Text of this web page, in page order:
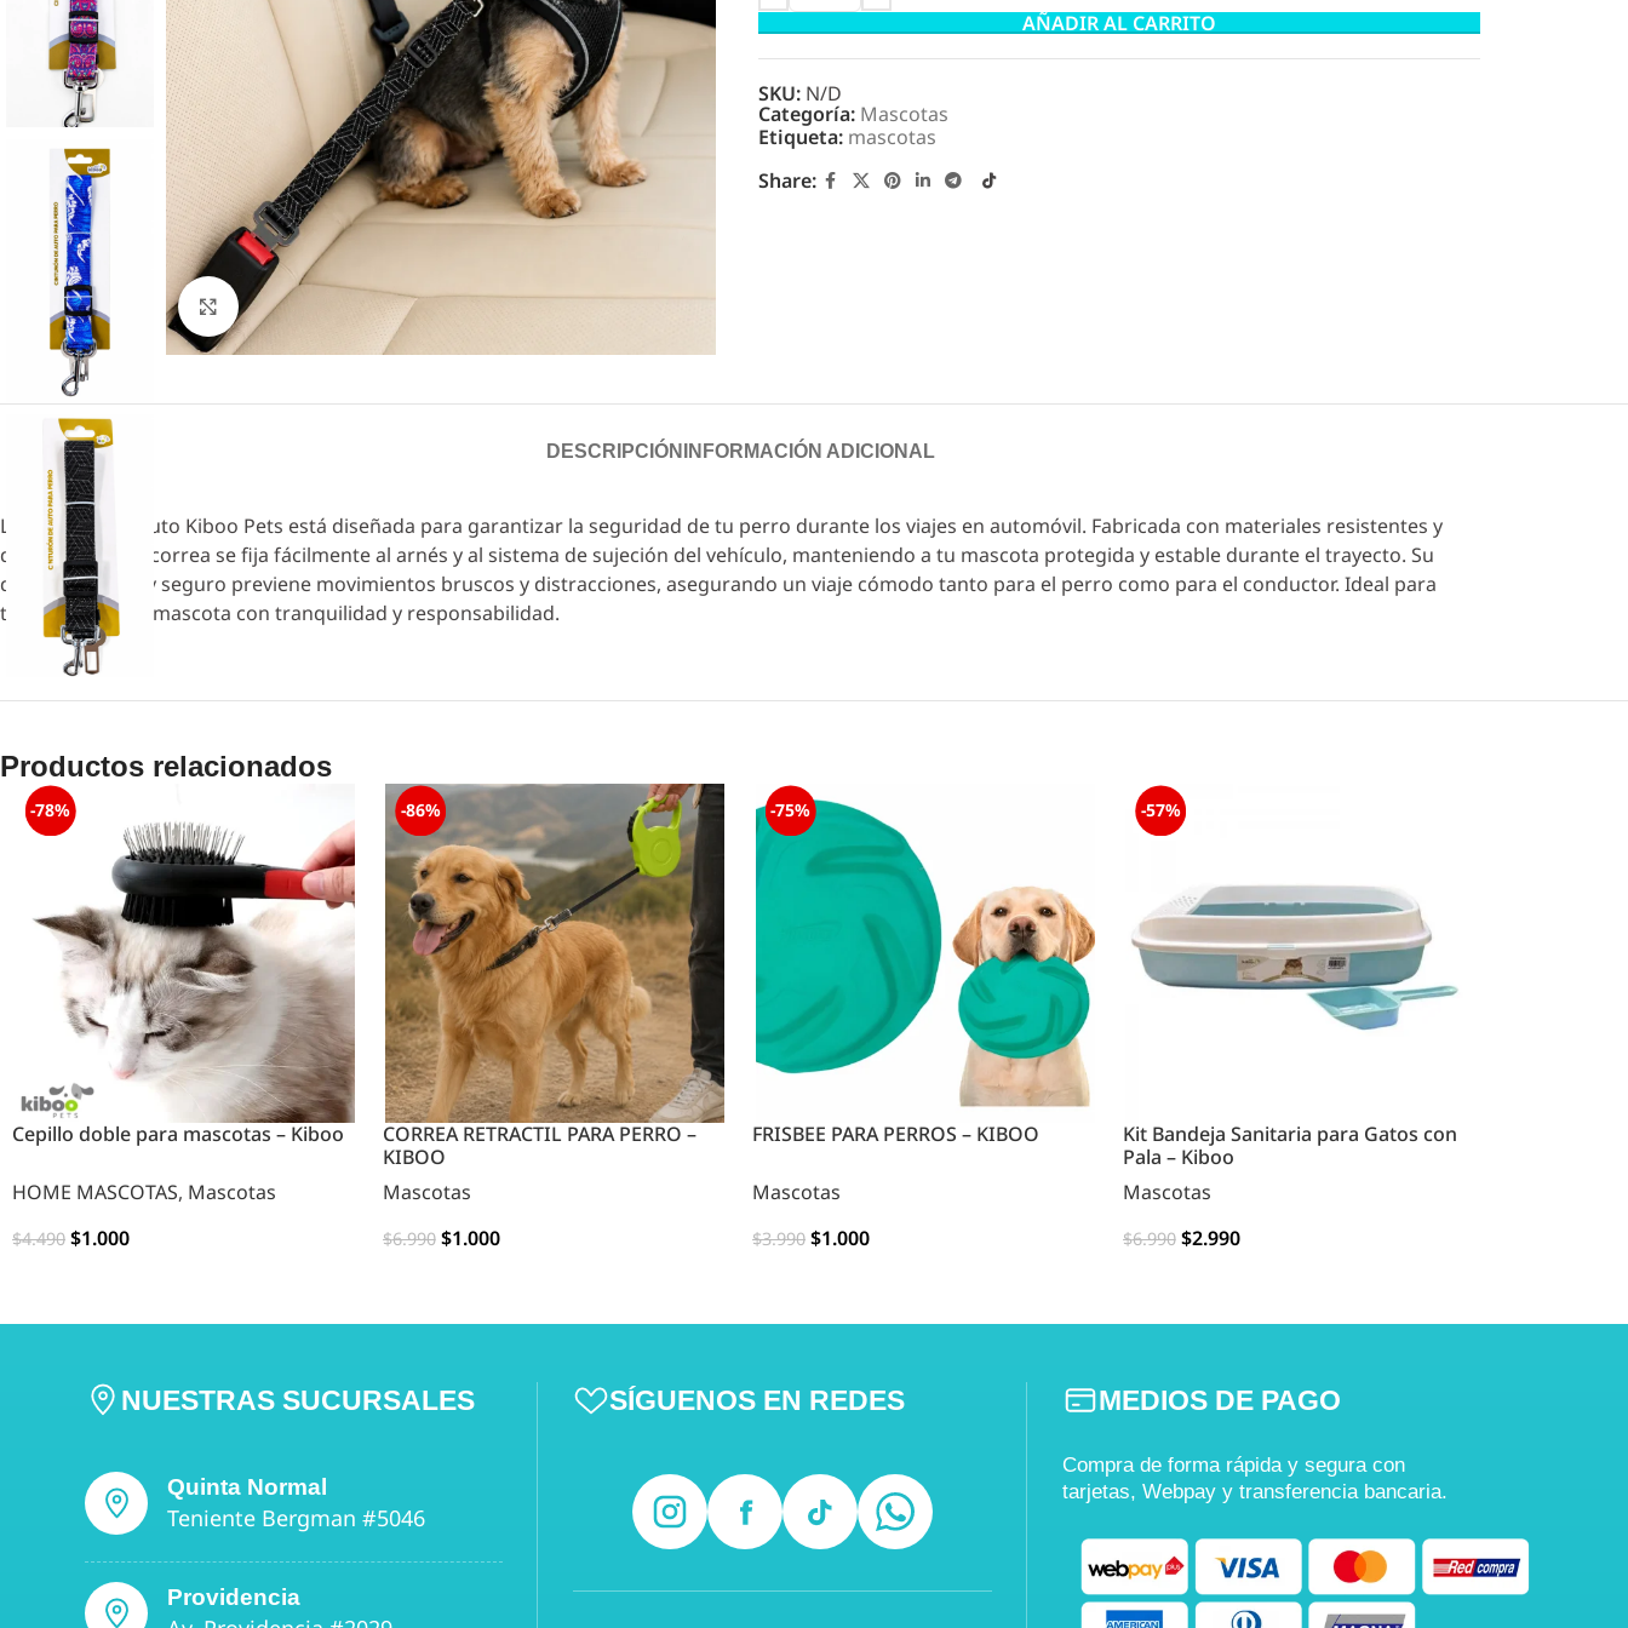
Click to enlarge
AÑADIR AL CARRITO
SKU: N/D
Categoría: Mascotas
Etiqueta: mascotas
Share:
DESCRIPCIÓN INFORMACIÓN ADICIONAL
La correa para auto Kiboo Pets está diseñada para garantizar la seguridad de tu perro durante los viajes en automóvil. Fabricada con materiales resistentes y
duraderos, esta correa se fija fácilmente al arnés y al sistema de sujeción del vehículo, manteniendo a tu mascota protegida y estable durante el trayecto. Su
diseño práctico y seguro previene movimientos bruscos y distracciones, asegurando un viaje cómodo tanto para el perro como para el conductor. Ideal para
transportar a tu mascota con tranquilidad y responsabilidad.
Productos relacionados
-78%
Cepillo doble para mascotas – Kiboo
HOME MASCOTAS, Mascotas
$4.490 $1.000
-86%
CORREA RETRACTIL PARA PERRO –
KIBOO
Mascotas
$6.990 $1.000
-75%
FRISBEE PARA PERROS – KIBOO
Mascotas
$3.990 $1.000
-57%
Kit Bandeja Sanitaria para Gatos con
Pala – Kiboo
Mascotas
$6.990 $2.990
NUESTRAS SUCURSALES
Quinta Normal
Teniente Bergman #5046
Providencia
SÍGUENOS EN REDES MEDIOS DE PAGO
Compra de forma rápida y segura con
tarjetas, Webpay y transferencia bancaria.